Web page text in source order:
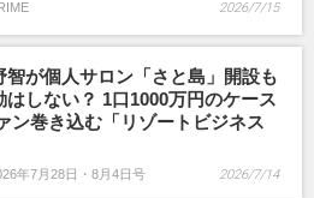
2026/7/15
智が個人サロン「さと島」開設も
はしない？ 1口1000万円のケース
ン巻き込む「リゾートビジネス
年7月28日・8月4日号 2026/7/14